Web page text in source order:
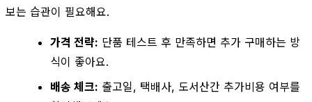
보는 습관이 필요해요.
가격 전략: 단품 테스트 후 만족하면 추가 구매하는 방
식이 좋아요.
배송 체크: 출고일, 택배사, 도서산간 추가비용 여부를